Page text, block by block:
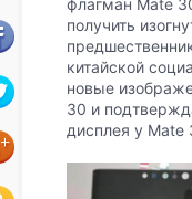
флагман Mate
получить
китайской
новые
30 и
дисплея у Mate